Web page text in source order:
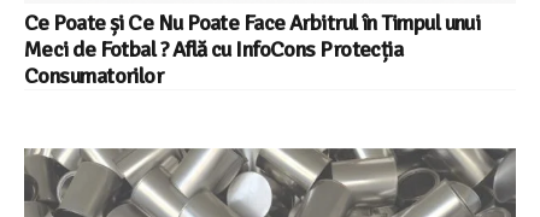
Ce Poate și Ce Nu Poate Face Arbitrul în Timpul unui
Meci de Fotbal ? Află cu InfoCons Protecția
Consumatorilor